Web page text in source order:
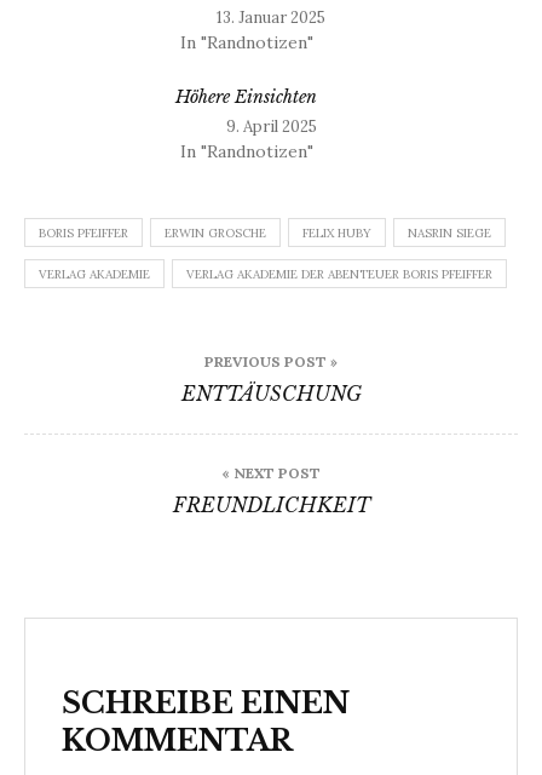
13. Januar 2025
In "Randnotizen"
Höhere Einsichten
9. April 2025
In "Randnotizen"
BORIS PFEIFFER ERWIN GROSCHE FELIX HUBY NASRIN SIEGE
VERLAG AKADEMIE VERLAG AKADEMIE DER ABENTEUER BORIS PFEIFFER
PREVIOUS POST »
ENTTÄUSCHUNG
« NEXT POST
FREUNDLICHKEIT
SCHREIBE EINEN
KOMMENTAR